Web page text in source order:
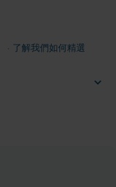
了解我們如何精選